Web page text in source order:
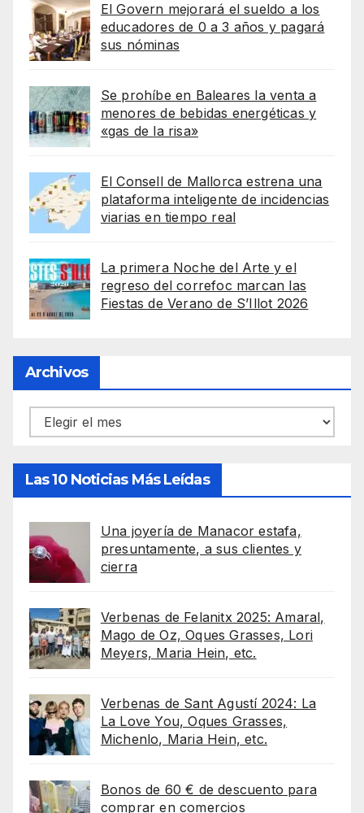
El Govern mejorará el sueldo a los
educadores de 0 a 3 años y pagará
sus nóminas
Se prohíbe en Baleares la venta a
menores de bebidas energéticas y
«gas de la risa»
El Consell de Mallorca estrena una
plataforma inteligente de incidencias
viarias en tiempo real
La primera Noche del Arte y el
regreso del correfoc marcan las
Fiestas de Verano de S’Illot 2026
Archivos
Archivos
Las 10 Noticias Más Leídas
Una joyería de Manacor estafa,
presuntamente, a sus clientes y
cierra
Verbenas de Felanitx 2025: Amaral,
Mago de Oz, Oques Grasses, Lori
Meyers, Maria Hein, etc.
Verbenas de Sant Agustí 2024: La
La Love You, Oques Grasses,
Michenlo, Maria Hein, etc.
Bonos de 60 € de descuento para
comprar en comercios